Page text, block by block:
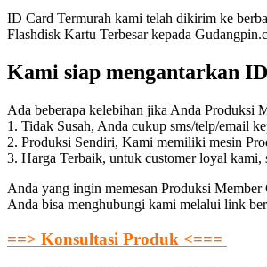
ID Card Termurah kami telah dikirim ke
Flashdisk Kartu Terbesar kepada
Kami siap mengantarkan
Ada beberapa kelebihan jika Anda Produksi
1. Tidak Susah, Anda cukup sms/telp/email
2. Produksi Sendiri, Kami memiliki mesin
3. Harga Terbaik, untuk customer loyal
Anda yang ingin memesan Produksi
Anda bisa menghubungi kami melalui link
==> Konsultasi Produk <===